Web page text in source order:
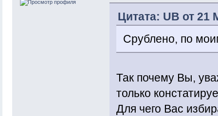
Цитата: UB от 21
Срублено, по
Так почему Вы,
только
Для чего Вас